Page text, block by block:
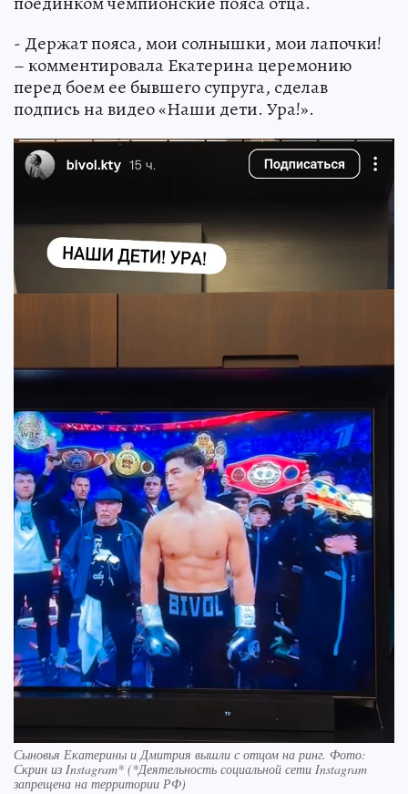
- Держат пояса, мои солнышки, мои лапочки!
– комментировала Екатерина церемонию
перед боем ее бывшего супруга, сделав
подпись на видео «Наши дети. Ура!».
Сыновья Екатерины и Дмитрия вышли с отцом на ринг. Фото:
Скрин из Instagram* (*Деятельность социальной сети Instagram
запрещена на территории РФ)